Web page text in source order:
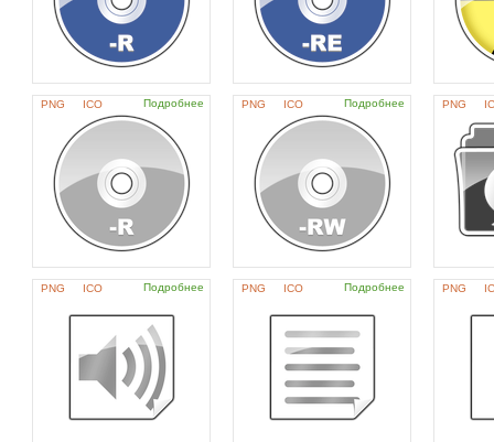
PNG ICO Подробнее PNG ICO Подробнее PNG
PNG ICO Подробнее PNG ICO Подробнее PNG